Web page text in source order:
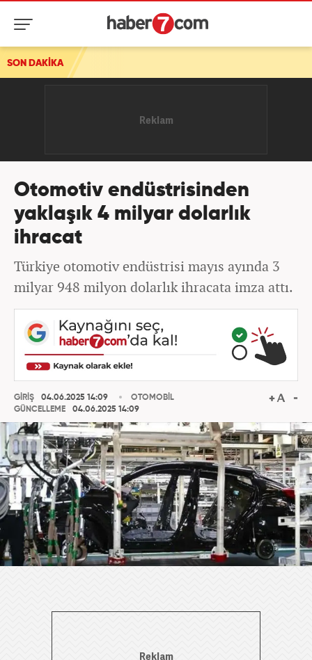
SON DAKİKA
Otomotiv endüstrisinden
yaklaşık 4 milyar dolarlık
ihracat
Türkiye otomotiv endüstrisi mayıs ayında 3
milyar 948 milyon dolarlık ihracata imza attı.
GİRİŞ
04.06.2025 14:09
GÜNCELLEME
04.06.2025 14:09
OTOMOBİL